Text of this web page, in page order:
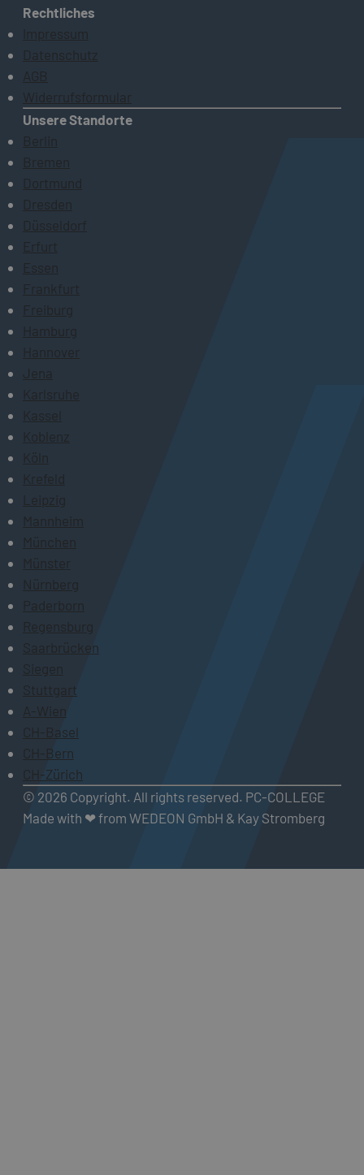
Rechtliches
Impressum
Datenschutz
AGB
Widerrufsformular
Unsere Standorte
Berlin
Bremen
Dortmund
Dresden
Düsseldorf
Erfurt
Essen
Frankfurt
Freiburg
Hamburg
Hannover
Jena
Karlsruhe
Kassel
Koblenz
Köln
Krefeld
Leipzig
Mannheim
München
Münster
Nürnberg
Paderborn
Regensburg
Saarbrücken
Siegen
Stuttgart
A-Wien
CH-Basel
CH-Bern
CH-Zürich
© 2026 Copyright. All rights reserved. PC-COLLEGE
Made with ❤ from WEDEON GmbH & Kay Stromberg